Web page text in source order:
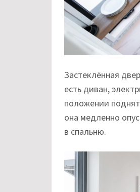
Застеклённая
есть диван,
положении
она медленно
в спальню.